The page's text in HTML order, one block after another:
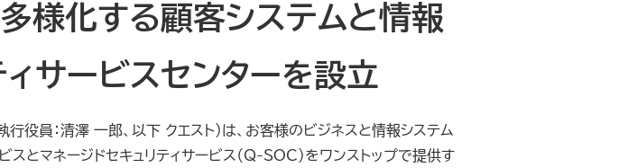
様化する顧客システムと情報
サービスセンターを設立
役員：清澤 一郎、以下 クエスト）は、お客様のビジネスと情報システム
スとマネージドセキュリティサービス（Q-SOC）をワンストップで提供す